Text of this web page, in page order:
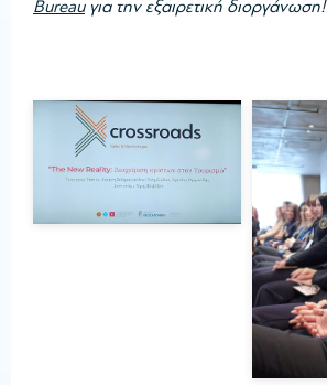
Bureauγια την εξαιρετική διοργάνωση!